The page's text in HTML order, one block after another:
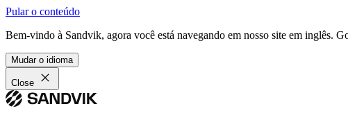
Pular o conteúdo
Bem-vindo à Sandvik, agora você está navegando em nosso site em inglês.
Mudar o idioma
Close